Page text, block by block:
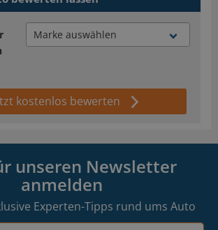
kostenlos bewerten
unseren Newsletter
anmelden
Experten-Tipps rund ums Auto